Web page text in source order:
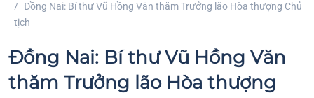
Đồng Nai: Bí thư Vũ Hồng Văn thăm Trưởng lão Hòa thượng Chủ
tịch
Đồng Nai: Bí thư Vũ Hồng Văn
thăm Trưởng lão Hòa thượng